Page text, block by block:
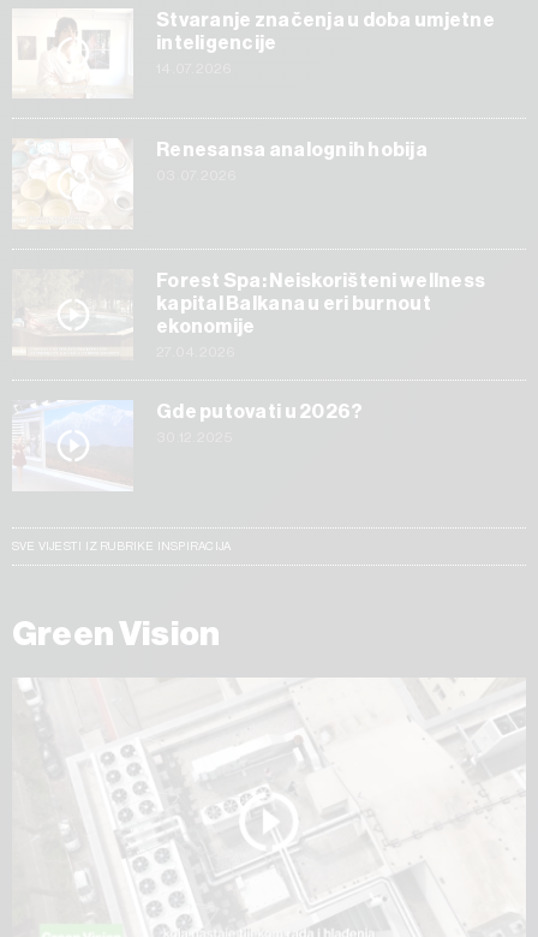
Stvaranje značenja u doba umjetne
inteligencije
Renesansa analognih hobija
Forest Spa: Neiskorišteni wellness
kapital Balkana u eri burnout
ekonomije
Gde putovati u 2026?
SVE VIJESTI IZ RUBRIKE INSPIRACIJA
Green Vision